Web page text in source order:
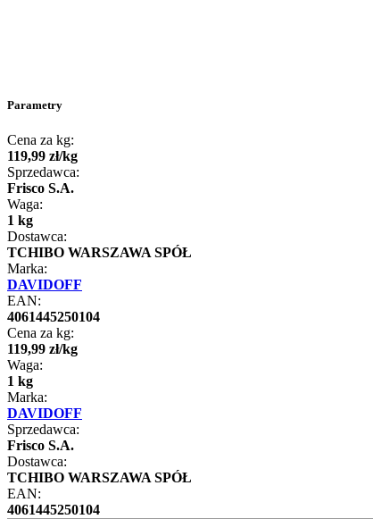
Parametry
Cena za kg:
119,99 zł/kg
Sprzedawca:
Frisco S.A.
Waga:
1 kg
Dostawca:
TCHIBO WARSZAWA SPÓŁ
Marka:
DAVIDOFF
EAN:
4061445250104
Cena za kg:
119,99 zł/kg
Waga:
1 kg
Marka:
DAVIDOFF
Sprzedawca:
Frisco S.A.
Dostawca:
TCHIBO WARSZAWA SPÓŁ
EAN:
4061445250104